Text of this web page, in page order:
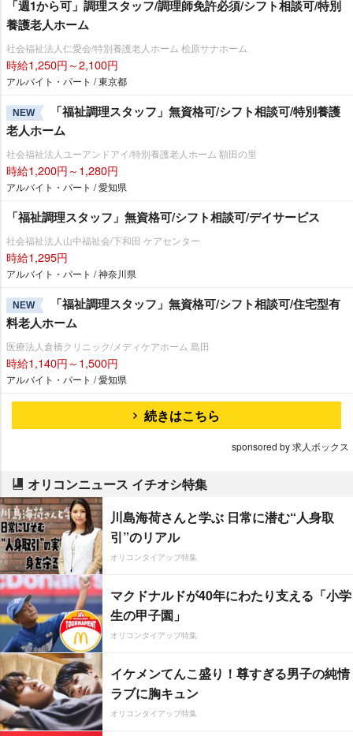
「週1から可」調理スタッフ/調理師免許必須/シフト相談可/特別
養護老人ホーム
社会福祉法人仁愛会/特別養護老人ホーム 桧原サナホーム
時給1,250円～2,100円
アルバイト・パート / 東京都
NEW
「福祉調理スタッフ」無資格可/シフト相談可/特別養護
老人ホーム
社会福祉法人ユーアンドアイ/特別養護老人ホーム 額田の里
時給1,200円～1,280円
アルバイト・パート / 愛知県
「福祉調理スタッフ」無資格可/シフト相談可/デイサービス
社会福祉法人山中福祉会/下和田 ケアセンター
時給1,295円
アルバイト・パート / 神奈川県
NEW
「福祉調理スタッフ」無資格可/シフト相談可/住宅型有
料老人ホーム
医療法人倉橋クリニック/メディケアホーム 島田
時給1,140円～1,500円
アルバイト・パート / 愛知県
続きはこちら
sponsored by 求人ボックス
オリコンニュース イチオシ特集
川島海荷さんと学ぶ 日常に潜む“人身取
引”のリアル
オリコンタイアップ特集
マクドナルドが40年にわたり支える「小学
生の甲子園」
オリコンタイアップ特集
イケメンてんこ盛り！尊すぎる男子の純情
ラブに胸キュン
オリコンタイアップ特集